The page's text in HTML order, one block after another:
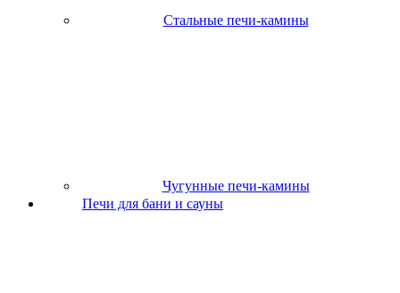
Стальные печи-камины
Чугунные печи-камины
Печи для бани и сауны